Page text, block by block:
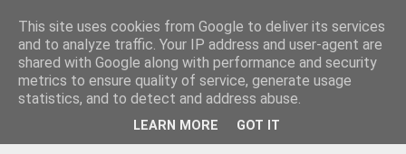
Au bistro !
La connerie étant le seul chemin susceptible de nous faire
entrevoir une parcelle de vérité, utilisons la par des moyens
de communication efficaces. Le temps qu'on remplisse nos
This site uses cookies from Google to deliver its services
and to analyze traffic. Your IP address and user-agent are
shared with Google along with performance and security
metrics to ensure quality of service, generate usage
statistics, and to detect and address abuse.
LEARN MORE GOT IT